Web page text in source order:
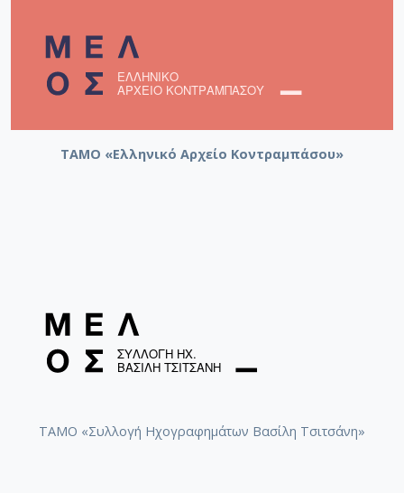
ΤΑΜΟ «Ελληνικό Αρχείο Κοντραμπάσου»
ΤΑΜΟ «Συλλογή Ηχογραφημάτων Βασίλη Τσιτσάνη»